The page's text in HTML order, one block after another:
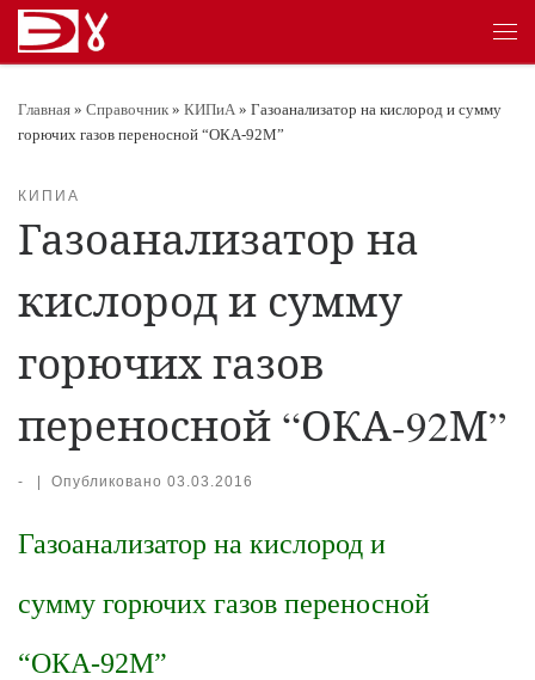
Перейти к содержимому
Главная » Справочник » КИПиА » Газоанализатор на кислород и сумму
горючих газов переносной “ОКА-92М”
КИПИА
Газоанализатор на
кислород и сумму
горючих газов
переносной “ОКА-92М”
- Опубликовано 03.03.2016
Газоанализатор на кислород и
сумму горючих газов переносной
“ОКА-92М”